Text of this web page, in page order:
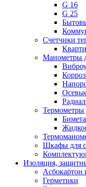
G 16
G 25
Счетчики
Манометры
Термометры
Шкафы для
Изоляция,
Асбокартон
Герметики